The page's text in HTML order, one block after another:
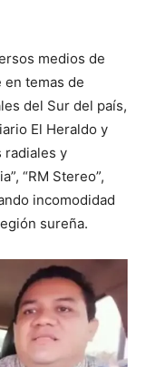
medios de
temas de
del Sur del país,
El Heraldo y
radiales y
“RM Stereo”,
incomodidad
sureña.